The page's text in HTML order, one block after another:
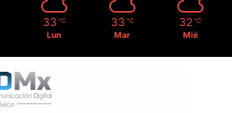
33 ℃
Lun
33 ℃
Mar
32 ℃
Mié